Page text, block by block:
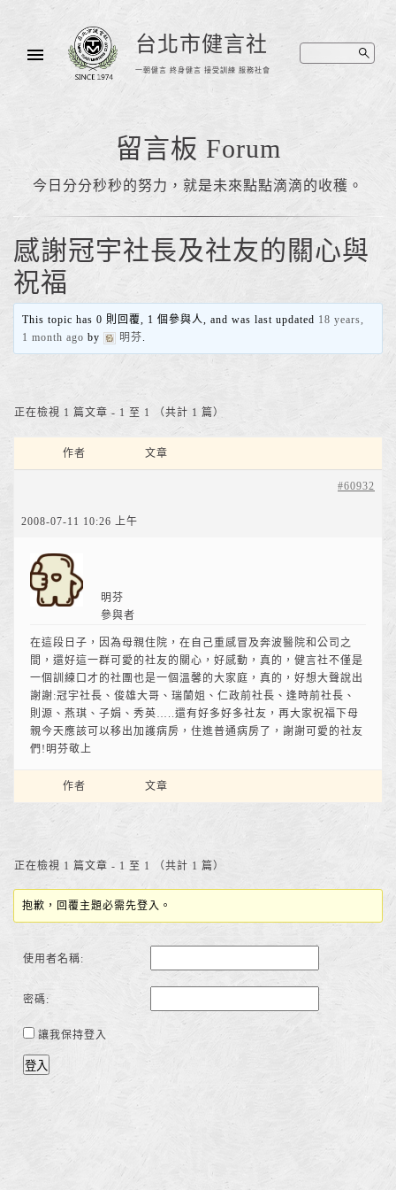
台北市健言社
一朝健言 終身健言 接受訓練 服務社會
留言板 Forum
今日分分秒秒的努力，就是未來點點滴滴的收穫。
感謝冠宇社長及社友的關心與
祝福
This topic has 0 則回覆, 1 個參與人, and was last updated 18 years,
1 month ago by 明芬.
正在檢視 1 篇文章 - 1 至 1 （共計 1 篇）
作者 文章
2008-07-11 10:26 上午
#60932
明芬
參與者
在這段日子，因為母親住院，在自己重感冒及奔波醫院和公司之
間，還好這一群可愛的社友的關心，好感動，真的，健言社不僅是
一個訓練口才的社團也是一個溫馨的大家庭，真的，好想大聲說出
謝謝:冠宇社長、俊雄大哥、瑞蘭姐、仁政前社長、逢時前社長、
則源、燕琪、子娟、秀英…..還有好多好多社友，再大家祝福下母
親今天應該可以移出加護病房，住進普通病房了，謝謝可愛的社友
們!明芬敬上
作者 文章
正在檢視 1 篇文章 - 1 至 1 （共計 1 篇）
抱歉，回覆主題必需先登入。
使用者名稱:
密碼:
讓我保持登入
登入